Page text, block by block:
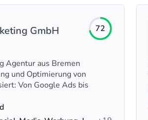
GmbH 72
Agentur aus Bremen
und Optimierung von
Von Google Ads bis